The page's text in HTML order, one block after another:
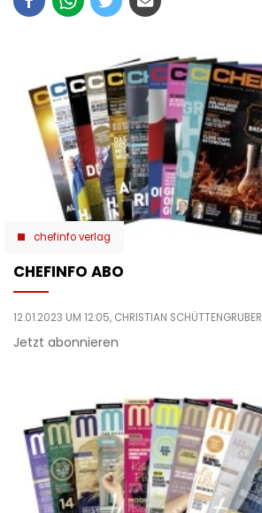
chefinfo verlag
CHEFINFO ABO
12.01.2023 UM 12:05, CHRISTIAN SCHÜTTENGRUBER
Jetzt abonnieren